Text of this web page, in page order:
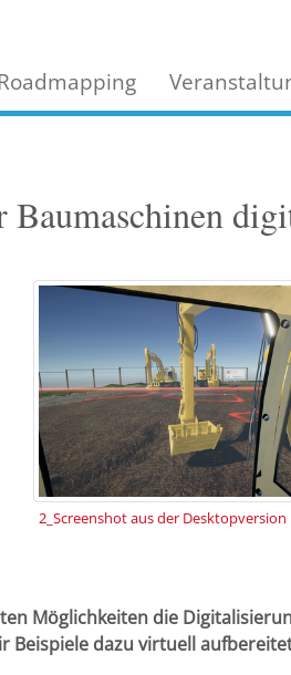
Roadmapping
Baumaschinen
2_Screenshot aus der Desktopversion
Möglichkeiten die
Beispiele dazu virtuell